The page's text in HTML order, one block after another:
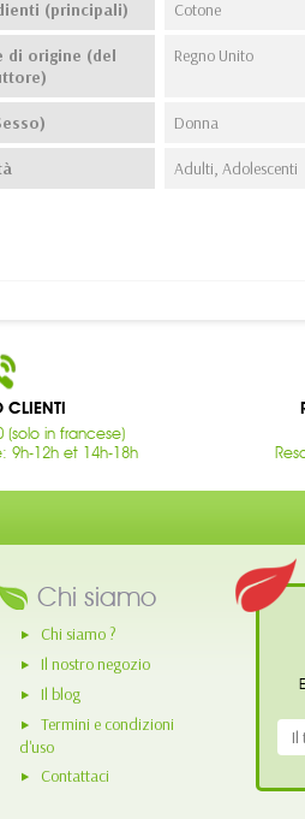
(principali) Cotone
di origine (del
Regno Unito
Donna
Adulti, Adolescenti
CLIENTI
(solo in francese)
9h-12h et 14h-18h
Chi siamo
Chi siamo ?
Il nostro negozio
Il blog
Termini e condizioni
d'uso
Contattaci